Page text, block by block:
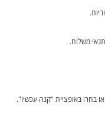
משלוח.
בחרו באופציית "קנה עכשיו".